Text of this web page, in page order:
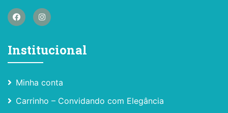
Institucional
Minha conta
Carrinho – Convidando com Elegância